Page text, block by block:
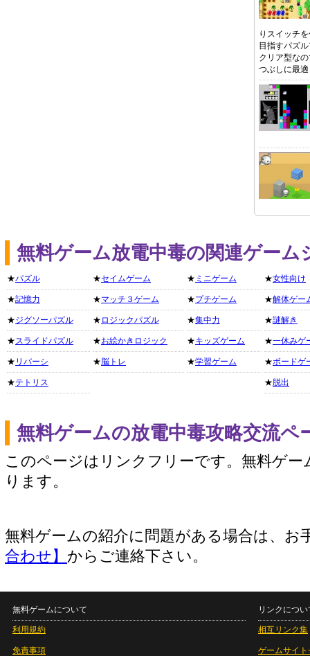
りスイッチ
目指すパズ
クリア型な
つぶしに最
無料ゲーム放電中毒の関連ゲーム
★パズル
★記憶力
★ジグソーパズル
★スライドパズル
★ リバーシ
★テトリス
★セイムゲーム
★マッチ３ゲーム
★ ロジックパズル
★お絵かきロジック
★脳トレ
★ ミニゲーム
★プチゲーム
★集中力
★キッズゲーム
★学習ゲーム
★女性向け
★解体ゲー
★謎解き
★一休みゲ
★ボードゲ
★ 脱出
無料ゲームの放電中毒攻略交流ペ
このページはリンクフリーです。無料ゲー
ります。
無料ゲームの紹介に問題がある場合は、お
合わせ】 からご連絡下さい。
無料ゲームについて
利用規約
免責事項
リンクについ
相互リンク集
ゲームサイト